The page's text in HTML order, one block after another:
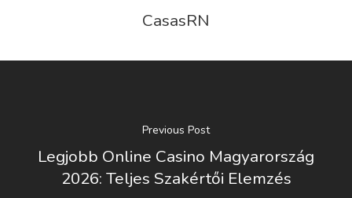
CasasRN
Previous Post
Legjobb Online Casino Magyarország
2026: Teljes Szakértői Elemzés